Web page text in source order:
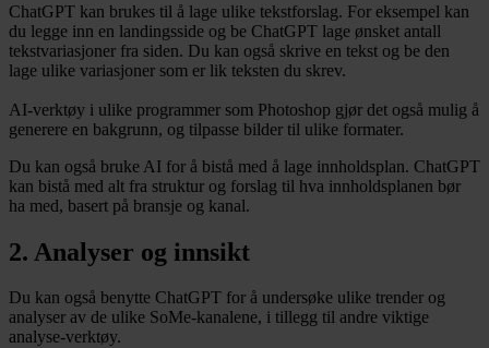
ChatGPT kan brukes til å lage ulike tekstforslag. For eksempel kan
du legge inn en landingsside og be ChatGPT lage ønsket antall
tekstvariasjoner fra siden. Du kan også skrive en tekst og be den
lage ulike variasjoner som er lik teksten du skrev.
AI-verktøy i ulike programmer som Photoshop gjør det også mulig å
generere en bakgrunn, og tilpasse bilder til ulike formater.
Du kan også bruke AI for å bistå med å lage innholdsplan. ChatGPT
kan bistå med alt fra struktur og forslag til hva innholdsplanen bør
ha med, basert på bransje og kanal.
2. Analyser og innsikt
Du kan også benytte ChatGPT for å undersøke ulike trender og
analyser av de ulike SoMe-kanalene, i tillegg til andre viktige
analyse-verktøy.